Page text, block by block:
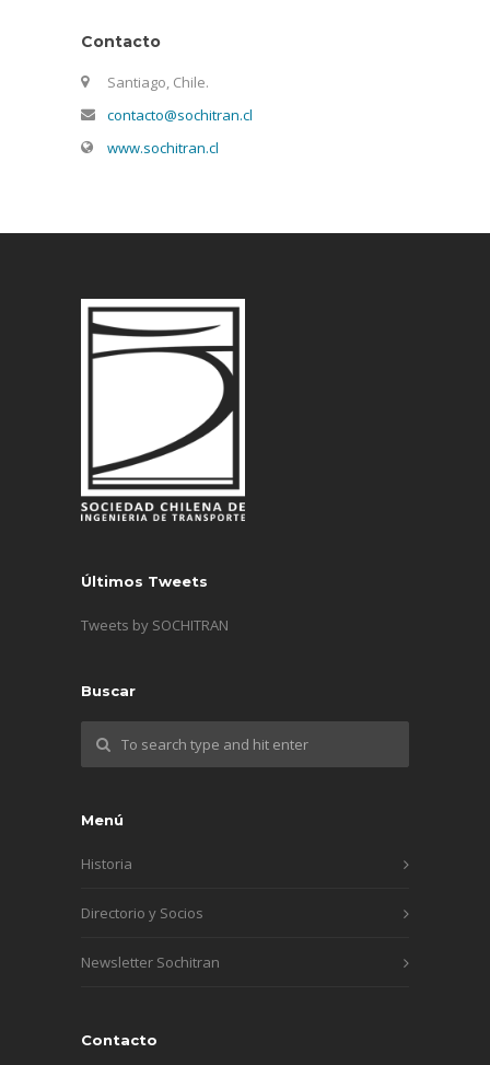
Contacto
Santiago, Chile.
contacto@sochitran.cl
www.sochitran.cl
Últimos Tweets
Tweets by SOCHITRAN
Buscar
Menú
Historia
Directorio y Socios
Newsletter Sochitran
Contacto